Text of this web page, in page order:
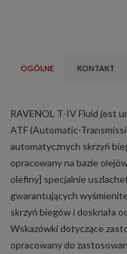
OGÓLNE KONTAKT
RAVENOL T-IV Fluid jest
ATF (Automatic-
automatycznych skrzyń
opracowany na bazie
olefiny] specjalnie
gwarantujących
skrzyń biegów i dosknała
Wskazówki dotyczące
opracowany do